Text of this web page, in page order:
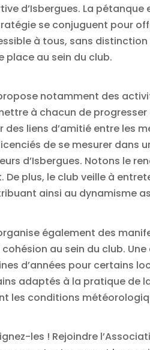
d’Isbergues. La
se conjuguent pour
à tous, sans distinction
place au sein du club.
notamment des
à chacun de
des liens d’amitié entre les
de se mesurer dans
d’Isbergues. Notons le
De plus, le club veille à
ainsi au dynamisme
également des
au sein du club.
d’années pour certains
adaptés à la pratique de
les conditions
les ! Rejoindre